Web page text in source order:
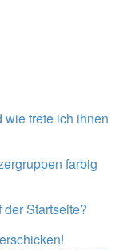
trete ich ihnen
farbig
der Startseite?